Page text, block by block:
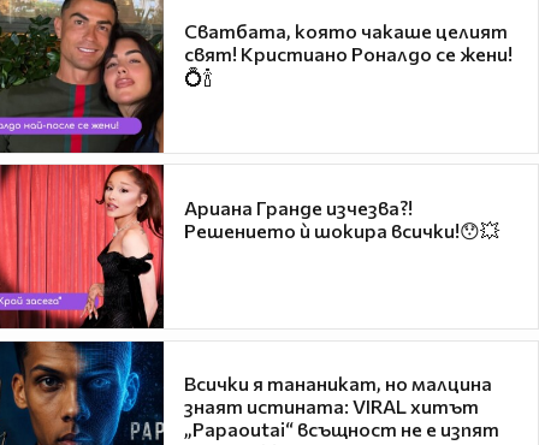
Сватбата, която чакаше целият
свят! Кристиано Роналдо се жени!
💍🍾
Ариана Гранде изчезва?!
Решението ѝ шокира всички!😯💥
Всички я тананикат, но малцина
знаят истината: VIRAL хитът
„Papaoutai“ всъщност не е изпят